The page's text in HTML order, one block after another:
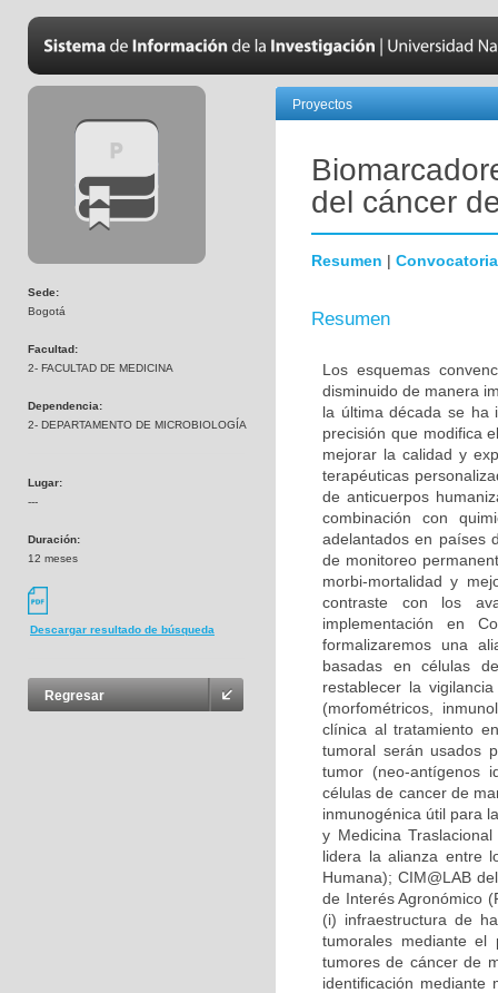
Sede:
Bogotá
Facultad:
2- FACULTAD DE MEDICINA
Dependencia:
2- DEPARTAMENTO DE MICROBIOLOGÍA
Lugar:
---
Duración:
12 meses
Descargar resultado de búsqueda
Regresar
Proyectos
del cáncer
Resumen | Convocatoria
Resumen
Los esquemas
disminuido de manera
la última década se ha
precisión que modifica
mejorar la calidad y
terapéuticas
de anticuerpos
combinación con
adelantados en países
de monitoreo
morbi-mortalidad y
contraste con los
implementación en
formalizaremos una
basadas en células
restablecer la
(morfométricos,
clínica al tratamiento
tumoral serán usados
tumor (neo-antígenos
células de cancer de
inmunogénica útil para
y Medicina
lidera la alianza entre
Humana); CIM@LAB
de Interés Agronómico
(i) infraestructura de
tumorales mediante el
tumores de cáncer de
identificación